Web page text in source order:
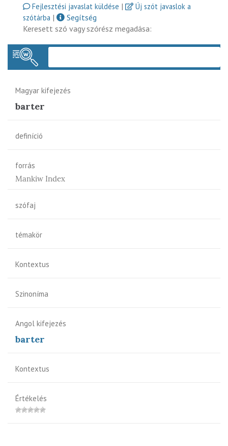
Fejlesztési javaslat küldése |
Új szót javaslok a
szótárba |
Segítség
Keresett szó vagy szórész megadása:
Magyar kifejezés
barter
definíció
forrás
Mankiw Index
szófaj
témakör
Kontextus
Szinoníma
Angol kifejezés
barter
Kontextus
Értékelés